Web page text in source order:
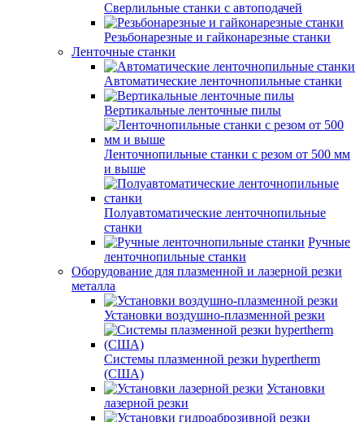
Сверлильные станки с автоподачей
Резьбонарезные и гайконарезные станки
Ленточные станки
Автоматические ленточнопильные станки
Вертикальные ленточные пилы
Ленточнопильные станки с резом от 500 мм
и выше
Полуавтоматические ленточнопильные
станки
Ручные
ленточнопильные станки
Оборудование для плазменной и лазерной резки
металла
Установки воздушно-плазменной резки
Системы плазменной резки hypertherm
(США)
Установки
лазерной резки